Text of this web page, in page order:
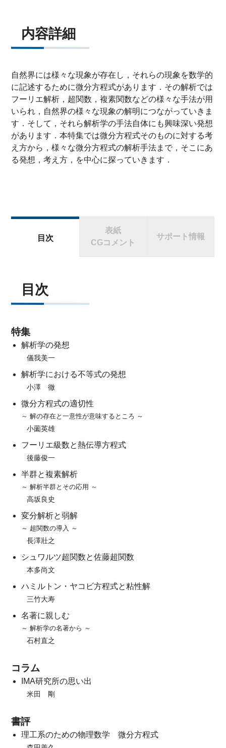
内容詳細
自然界には様々な現象が存在し，それらの現象を数学的
に記述するために微分方程式があります．その解析では
フーリエ解析，超関数，複素関数などの様々な手法が用
いられ，自然界の様々な現象の解明につながっていきま
す．そして，それら解析学の手法自体にも興味深い発想
があります．本特集では微分方程式そのものに対する考
え方から，様々な微分方程式の解析手法まで，そこにあ
る発想，考え方，を中心に探っていきます．
目次
表紙
CGコメント
サポート情報
目次
特集
解析学の発想
儀我美一
解析学における不等式の発想
小澤 徹
微分方程式の適切性
～ 解の存在と一意性が意味するところ ～
小薗英雄
フーリエ級数と熱伝導方程式
後藤俊一
半群と複素解析
～ 解析半群とその応用 ～
高坂良史
変分解析と弱解
～ 超関数の導入 ～
長澤壯之
シュワルツ超関数と佐藤超関数
本多尚文
ハミルトン・ヤコビ方程式と粘性解
三竹大寿
名著に親しむ
～ 解析学の名著から ～
石村直之
コラム
IMA研究所の思い出
米田 剛
書評
理工系のための物理数学 微分方程式